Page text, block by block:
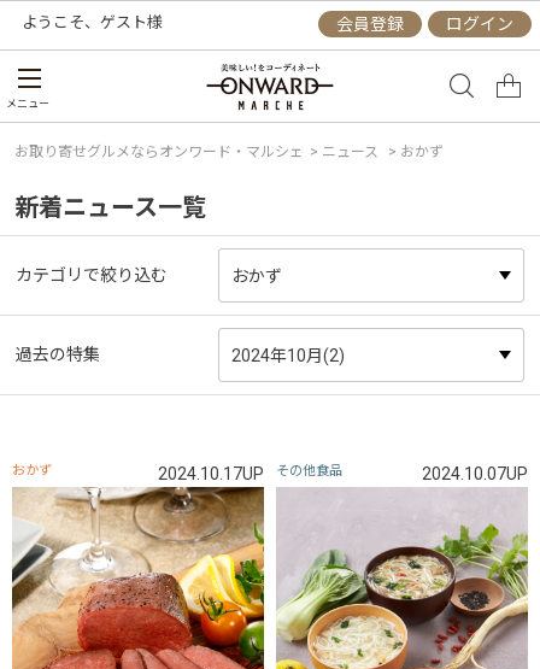
ようこそ、 ゲスト様 会員登録 ログイン
メニュー
お取り寄せグルメならオンワード・マルシェ > ニュース > おかず
新着ニュース一覧
カテゴリで絞り込む
過去の特集
おかず 2024.10.17UP その他食品 2024.10.07UP